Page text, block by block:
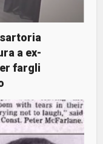
sartoria
a ex-
fargli